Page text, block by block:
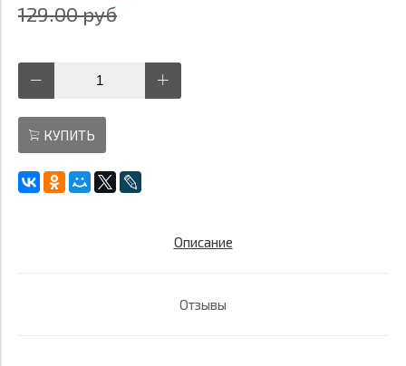
129.00 руб
КУПИТЬ
Описание
Отзывы